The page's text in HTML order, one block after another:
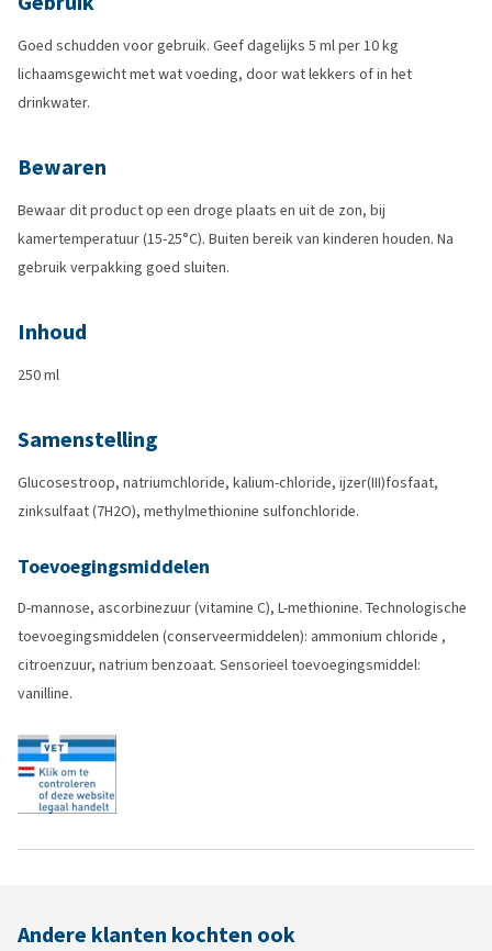
Goed schudden voor gebruik. Geef dagelijks 5 ml per 10 kg
lichaamsgewicht met wat voeding, door wat lekkers of in het
drinkwater.
Bewaren
Bewaar dit product op een droge plaats en uit de zon, bij
kamertemperatuur (15-25°C). Buiten bereik van kinderen houden. Na
gebruik verpakking goed sluiten.
Inhoud
250 ml
Samenstelling
Glucosestroop, natriumchloride, kalium-chloride, ijzer(III)fosfaat,
zinksulfaat (7H2O), methylmethionine sulfonchloride.
Toevoegingsmiddelen
D-mannose, ascorbinezuur (vitamine C), L-methionine. Technologische
toevoegingsmiddelen (conserveermiddelen): ammonium chloride ,
citroenzuur, natrium benzoaat. Sensorieel toevoegingsmiddel:
vanilline.
Andere klanten kochten ook